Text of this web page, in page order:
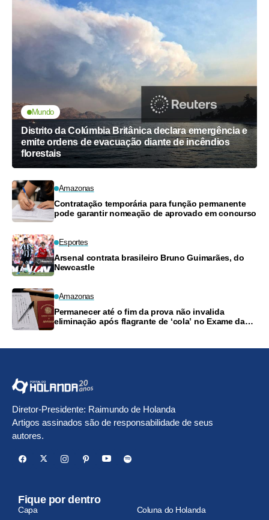
Mundo
Distrito da Colúmbia Britânica declara emergência e
emite ordens de evacuação diante de incêndios
florestais
Amazonas
Contratação temporária para função permanente
pode garantir nomeação de aprovado em concurso
Esportes
Arsenal contrata brasileiro Bruno Guimarães, do
Newcastle
Amazonas
Permanecer até o fim da prova não invalida
eliminação após flagrante de ‘cola’ no Exame da
Diretor-Presidente: Raimundo de Holanda
Artigos assinados são de responsabilidade de seus
autores.
Fique por dentro
Capa Coluna do Holanda